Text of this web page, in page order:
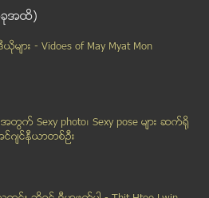
LV ဖက္ရွင္
င္းခ်ိဳ႕ယြင္းမႈ ျမန္မာ့ဆက္သြယ္ေ...
Myanmar, November 2013 ပထမ...
တြနဲ႔ မတူဘဲ လူေတြရဲ႕ လက္ဟန္ေျ...
ငူသုိ႔ ေျပးဆြဲေနသည့္ ခရီးသည္ ယာ...
စားသံုးေရး ပညာေပးမႈ လုပ္ေ...
စ္ေၾကာင္း သက္ေသျပမည္
ခုအထိ)
ယုိမ်ား - Vidoes of May Myat Mon
တြက္ Sexy photo၊ Sexy pose မ်ား ဆက္ရို
င္ဂ်င္နီယာတစ္ဦး